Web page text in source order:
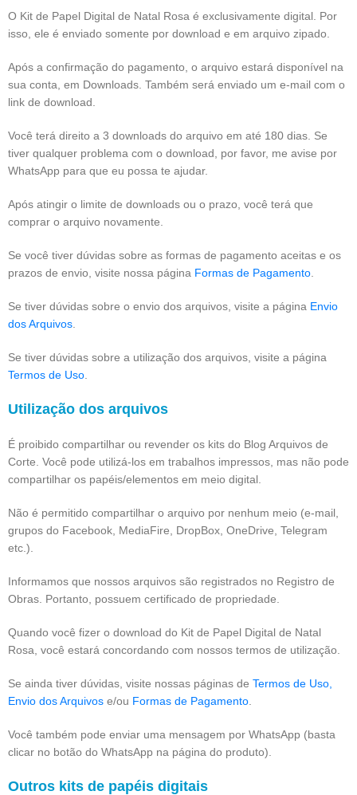
O Kit de Papel Digital de Natal Rosa é exclusivamente digital. Por
isso, ele é enviado somente por download e em arquivo zipado.
Após a confirmação do pagamento, o arquivo estará disponível na
sua conta, em Downloads. Também será enviado um e-mail com o
link de download.
Você terá direito a 3 downloads do arquivo em até 180 dias. Se
tiver qualquer problema com o download, por favor, me avise por
WhatsApp para que eu possa te ajudar.
Após atingir o limite de downloads ou o prazo, você terá que
comprar o arquivo novamente.
Se você tiver dúvidas sobre as formas de pagamento aceitas e os
prazos de envio, visite nossa página Formas de Pagamento
Se tiver dúvidas sobre o envio dos arquivos, visite a página Envio
dos Arquivos
Se tiver dúvidas sobre a utilização dos arquivos, visite a página
Termos de Uso
Utilização dos arquivos
É proibido compartilhar ou revender os kits do Blog Arquivos de
Corte. Você pode utilizá-los em trabalhos impressos, mas não pode
compartilhar os papéis/elementos em meio digital.
Não é permitido compartilhar o arquivo por nenhum meio (e-mail,
grupos do Facebook, MediaFire, DropBox, OneDrive, Telegram
etc.).
Informamos que nossos arquivos são registrados no Registro de
Obras. Portanto, possuem certificado de propriedade.
Quando você fizer o download do Kit de Papel Digital de Natal
Rosa, você estará concordando com nossos termos de utilização.
Se ainda tiver dúvidas, visite nossas páginas de Termos de Uso,
Envio dos Arquivos e/ou Formas de Pagamento
Você também pode enviar uma mensagem por WhatsApp (basta
clicar no botão do WhatsApp na página do produto).
Outros kits de papéis digitais